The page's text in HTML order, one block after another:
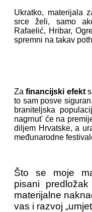
Ukratko, materijala
srce želi, samo
Rafaelić, Hribar,
spremni na takav
Zafinancijski efekt
to sam posve
braniteljska
nagrnut' će na
diljem Hrvatske, a
međunarodne
Što se moje
pisani
materijalne
vas i razvoj